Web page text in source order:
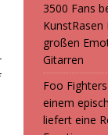
3500 Fans
KunstRasen
großen
Gitarren
Foo
einem
liefert eine